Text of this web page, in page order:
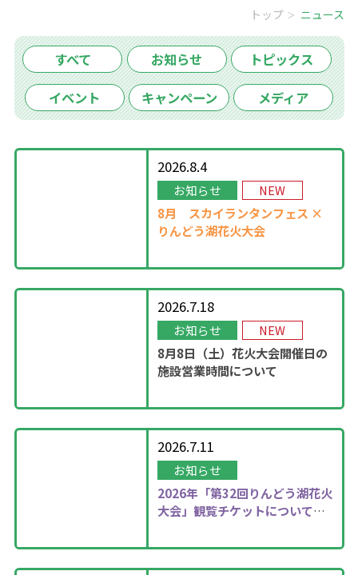
トップ ニュース
すべて お知らせ トピックス
イベント キャンペーン メディア
2026.8.4
お知らせ NEW
8月 スカイランタンフェス ×
りんどう湖花火大会
2026.7.18
お知らせ NEW
8月8日（土）花火大会開催日の
施設営業時間について
2026.7.11
お知らせ
2026年 「第32回りんどう湖花火
大会」観覧チケットについて更